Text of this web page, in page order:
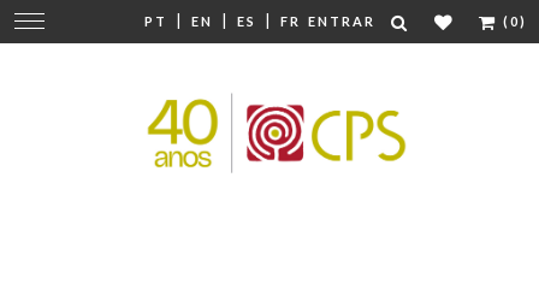
PT | EN | ES | FR ENTRAR (0)
Mudar
navegação